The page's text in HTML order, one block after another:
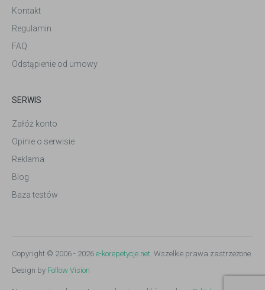
Kontakt
Regulamin
FAQ
Odstąpienie od umowy
SERWIS
Załóż konto
Opinie o serwisie
Reklama
Blog
Baza testów
Copyright © 2006 - 2026 e-korepetycje.net . Wszelkie prawa zastrzeżone.
Design by Follow Vision